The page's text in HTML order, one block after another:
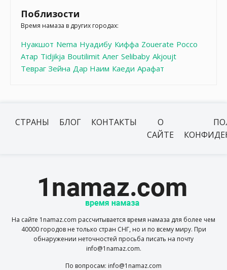
Поблизости
Время намаза в других городах:
Нуакшот Nema Нуадибу Киффа Zouerate Россо
Атар Tidjikja Boutilimit Алег Selibaby Akjoujt
Тевраг Зейна Дар Наим Каеди Арафат
СТРАНЫ БЛОГ КОНТАКТЫ
О
САЙТЕ
На сайте 1namaz.com рассчитывается время намаза для более чем
40000 городов не только стран СНГ, но и по всему миру. При
обнаружении неточностей просьба писать на почту
info@1namaz.com.
По вопросам: info@1namaz.com